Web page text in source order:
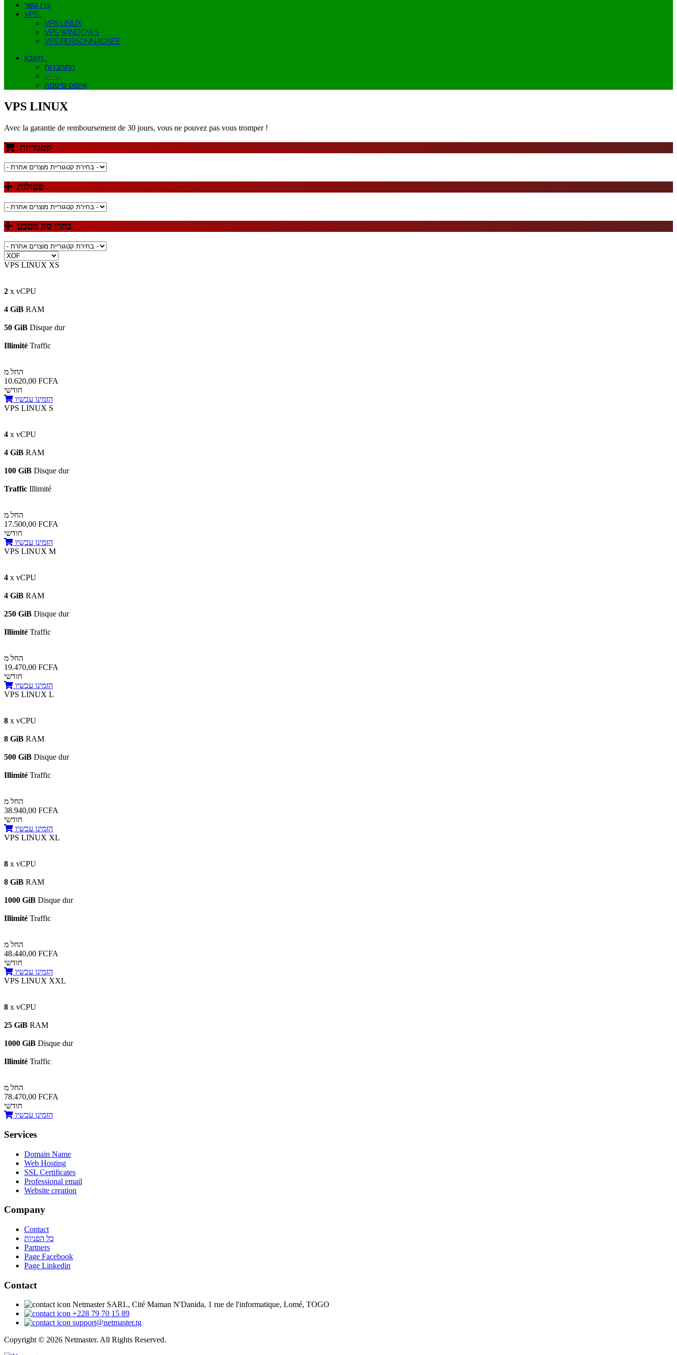
צרו קשר
VPS
VPS LINUX
VPS WINDOWS
VPS PERSONNALISEE
התחברות
-----
איפוס סיסמה
VPS LINUX
Avec la garantie de remboursement de 30 jours, vous ne pouvez pas vous tromper !
קטגוריות
פעולות
בחרו סוג מטבע
VPS LINUX XS
2 x vCPU
4 GiB RAM
50 GiB Disque dur
Illimité Traffic
החל מ
10.620,00 FCFA
חודשי
הזמינו עכשיו
VPS LINUX S
4 x vCPU
4 GiB RAM
100 GiB Disque dur
Traffic Illimité
החל מ
17.500,00 FCFA
חודשי
הזמינו עכשיו
VPS LINUX M
4 x vCPU
4 GiB RAM
250 GiB Disque dur
Illimité Traffic
החל מ
19.470,00 FCFA
חודשי
הזמינו עכשיו
VPS LINUX L
8 x vCPU
8 GiB RAM
500 GiB Disque dur
Illimité Traffic
החל מ
38.940,00 FCFA
חודשי
הזמינו עכשיו
VPS LINUX XL
8 x vCPU
8 GiB RAM
1000 GiB Disque dur
Illimité Traffic
החל מ
48.440,00 FCFA
חודשי
הזמינו עכשיו
VPS LINUX XXL
8 x vCPU
25 GiB RAM
1000 GiB Disque dur
Illimité Traffic
החל מ
78.470,00 FCFA
חודשי
הזמינו עכשיו
Services
Domain Name
Web Hosting
SSL Certificates
Professional email
Website creation
Company
Contact
כל הפניות
Partners
Page Facebook
Page Linkedin
Contact
Netmaster SARL, Cité Maman N'Danida, 1 rue de l'informatique, Lomé, TOGO
+228 79 70 15 89
support@netmaster.tg
Copyright © 2026 Netmaster. All Rights Reserved.